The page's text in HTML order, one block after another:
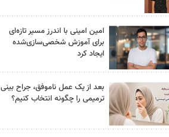
امین امینی با اندرز مسیر تازه‌ای
برای آموزش شخصی‌سازی‌شده
ایجاد کرد
بعد از یک عمل ناموفق، جراح بینی
ترمیمی را چگونه انتخاب کنیم؟